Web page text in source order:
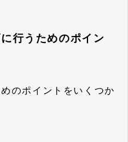
行うためのポイン
のポイントをいくつか